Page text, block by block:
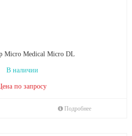
Micro Medical Micro DL
В наличии
по запросу
Подробнее